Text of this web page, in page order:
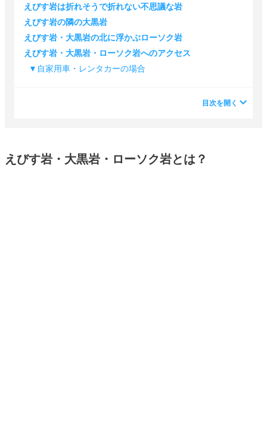
えびす岩は折れそうで折れない不思議な岩
えびす岩の隣の大黒岩
えびす岩・大黒岩の北に浮かぶローソク岩
えびす岩・大黒岩・ローソク岩へのアクセス
▼自家用車・レンタカーの場合
目次を開く
えびす岩・大黒岩・ローソク岩とは？